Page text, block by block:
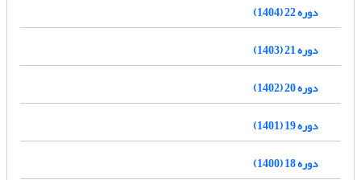
دوره 22 (1404)
دوره 21 (1403)
دوره 20 (1402)
دوره 19 (1401)
دوره 18 (1400)